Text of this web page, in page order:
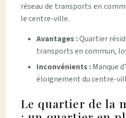
réseau de transports en
le centre-ville.
Avantages :Quartier
transports en commun,
Inconvénients :Manque
éloignement du centre-
Le quartier de la